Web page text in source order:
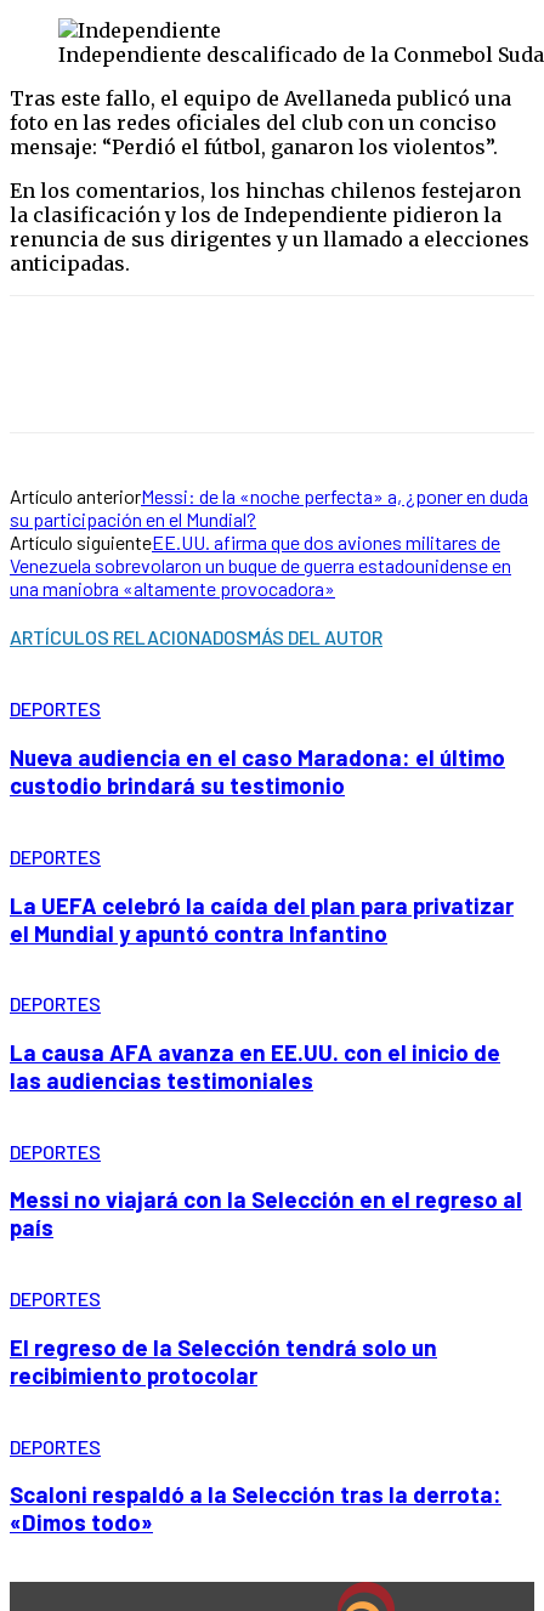
Independiente descalificado de la Conmebol
Tras este fallo, el equipo de Avellaneda publicó una
foto en las redes oficiales del club con un conciso
mensaje: “Perdió el fútbol, ganaron los violentos”.
En los comentarios, los hinchas chilenos festejaron
la clasificación y los de Independiente pidieron la
renuncia de sus dirigentes y un llamado a elecciones
anticipadas.
Artículo anteriorMessi: de la «noche perfecta» a, ¿poner en duda
su participación en el Mundial?
Artículo siguienteEE.UU. afirma que dos aviones militares de
Venezuela sobrevolaron un buque de guerra estadounidense en
una maniobra «altamente provocadora»
ARTÍCULOS RELACIONADOSMÁS DEL AUTOR
DEPORTES
Nueva audiencia en el caso Maradona: el último
custodio brindará su testimonio
DEPORTES
La UEFA celebró la caída del plan para privatizar
el Mundial y apuntó contra Infantino
DEPORTES
La causa AFA avanza en EE.UU. con el inicio de
las audiencias testimoniales
DEPORTES
Messi no viajará con la Selección en el regreso al
país
DEPORTES
El regreso de la Selección tendrá solo un
recibimiento protocolar
DEPORTES
Scaloni respaldó a la Selección tras la derrota:
«Dimos todo»